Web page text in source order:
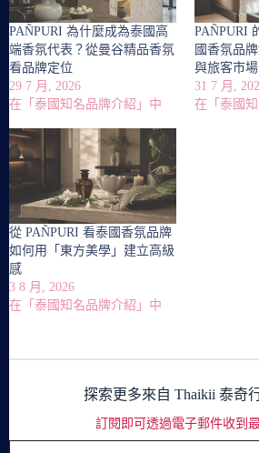
PAÑPURI 為什麼成為泰國高
端香氛代表？從曼谷精品香氛
看品牌定位
29 7 月, 2026
在「泰國知名品牌介紹」中
PAÑPURI
國香氛品
與旅客市場
31 7 月,
在「泰國
從 PAÑPURI 看泰國香氛品牌
如何用「東方美學」建立高級
感
3 8 月, 2026
在「泰國知名品牌介紹」中
探索更多來自 Thaikii 泰奇
訂閱即可透過電子郵件收到
輸入你的電子郵件地址…